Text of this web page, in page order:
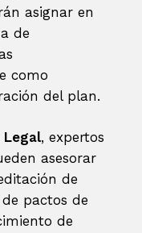
asignar en
de
como
del plan.
Legal, expertos
asesorar
de
pactos de
de